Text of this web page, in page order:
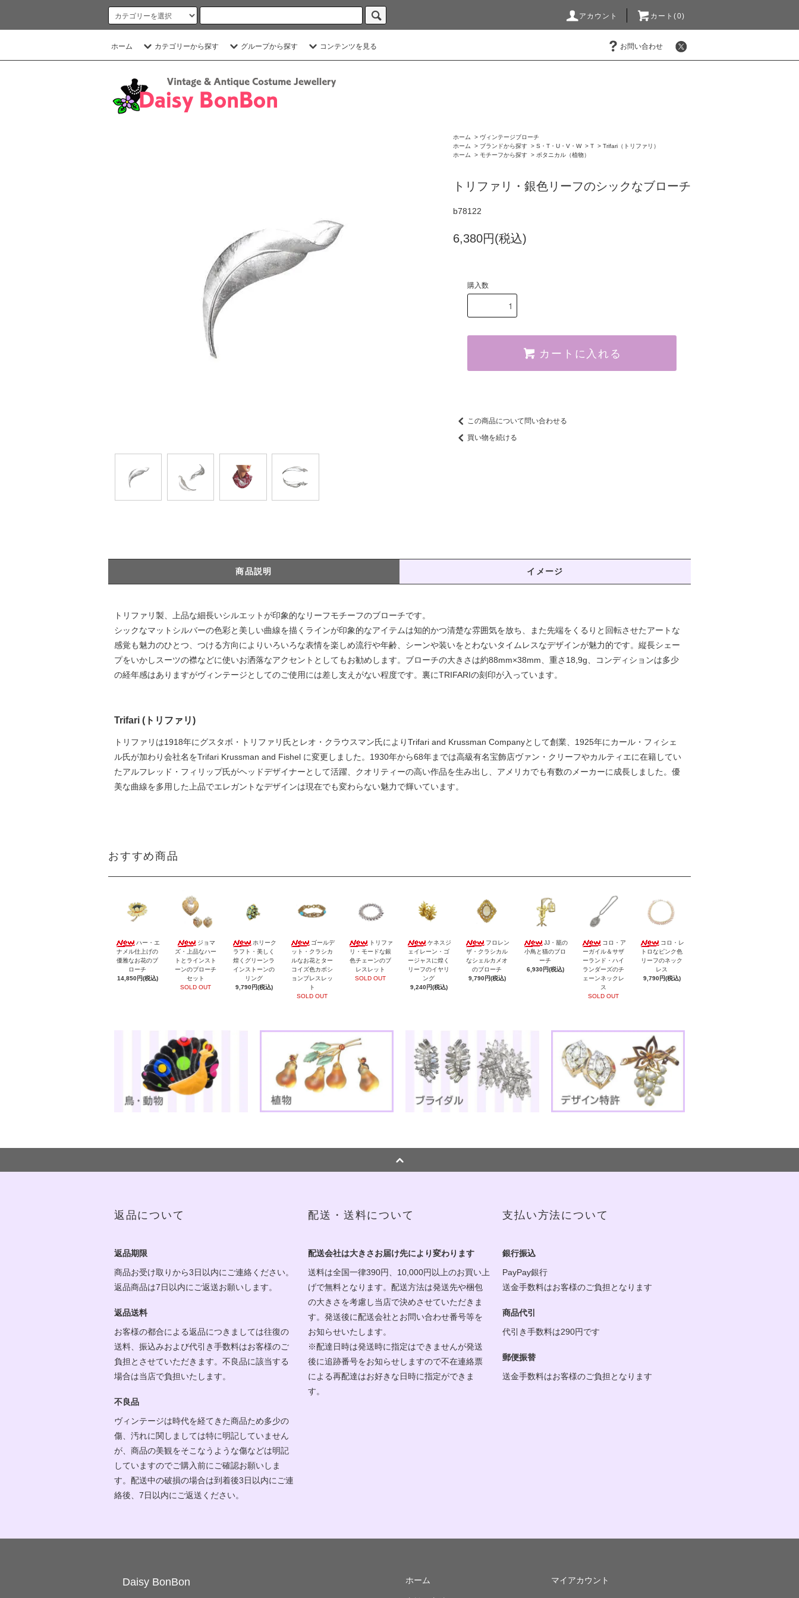
アカウント カート(0)
ホーム カテゴリーから探す グループから探す コンテンツを見る お問い合わせ
ホーム > ヴィンテージブローチ
ホーム
> ブランドから探す > S・T・U・V・W > T > Trifari（トリファリ）
ホーム
> モチーフから探す > ボタニカル（植物）
トリファリ・銀色リーフのシックなブローチ
b78122
6,380円(税込)
購入数
カートに入れる
この商品について問い合わせる
買い物を続ける
商品説明 イメージ
トリファリ製、上品な細長いシルエットが印象的なリーフモチーフのブローチです。
シックなマットシルバーの色彩と美しい曲線を描くラインが印象的なアイテムは知的かつ清楚な雰囲気を放ち、また先端をくるりと回転させたアートな
感覚も魅力のひとつ、つける方向によりいろいろな表情を楽しめ流行や年齢、シーンや装いをとわないタイムレスなデザインが魅力的です。縦長シェー
プをいかしスーツの襟などに使いお洒落なアクセントとしてもお勧めします。ブローチの大きさは約88mm×38mm、重さ18,9g、コンディションは多少
の経年感はありますがヴィンテージとしてのご使用には差し支えがない程度です。裏にTRIFARIの刻印が入っています。
Trifari (トリファリ)
トリファリは1918年にグスタボ・トリファリ氏とレオ・クラウスマン氏によりTrifari and Krussman Companyとして創業、1925年にカール・フィシェ
ル氏が加わり会社名をTrifari Krussman and Fishel に変更しました。1930年から68年までは高級有名宝飾店ヴァン・クリーフやカルティエに在籍してい
たアルフレッド・フィリップ氏がヘッドデザイナーとして活躍、クオリティーの高い作品を生み出し、アメリカでも有数のメーカーに成長しました。優
美な曲線を多用した上品でエレガントなデザインは現在でも変わらない魅力で輝いています。
おすすめ商品
ハー・エ
ナメル仕上げの
優雅なお花のブ
ローチ
14,850円(税込)
ジョマ
ズ・上品なハー
トとラインスト
ーンのブローチ
セット
SOLD OUT
ホリーク
ラフト・美しく
煌くグリーンラ
インストーンの
リング
9,790円(税込)
ゴールデ
ット・クラシカ
ルなお花とター
コイズ色カボシ
ョンブレスレッ
ト
SOLD OUT
トリファ
リ・モードな銀
色チェーンのブ
レスレット
SOLD OUT
ケネスジ
ェイレーン・ゴ
ージャスに煌く
リーフのイヤリ
ング
9,240円(税込)
フロレン
ザ・クラシカル
なシェルカメオ
のブローチ
9,790円(税込)
JJ・籠の
小鳥と猫のブロ
ーチ
6,930円(税込)
コロ・ア
ーガイル＆サザ
ーランド・ハイ
ランダーズのチ
ェーンネックレ
ス
SOLD OUT
コロ・レ
トロなピンク色
リーフのネック
レス
9,790円(税込)
返品について
返品期限
商品お受け取りから3日以内にご連絡ください。
返品商品は7日以内にご返送お願いします。
返品送料
お客様の都合による返品につきましては往復の
送料、振込みおよび代引き手数料はお客様のご
負担とさせていただきます。不良品に該当する
場合は当店で負担いたします。
不良品
ヴィンテージは時代を経てきた商品ため多少の
傷、汚れに関しましては特に明記していません
が、商品の美観をそこなうような傷などは明記
していますのでご購入前にご確認お願いしま
す。配送中の破損の場合は到着後3日以内にご連
絡後、7日以内にご返送ください。
配送・送料について
配送会社は大きさお届け先により変わります
送料は全国一律390円、10,000円以上のお買い上
げで無料となります。配送方法は発送先や梱包
の大きさを考慮し当店で決めさせていただきま
す。発送後に配送会社とお問い合わせ番号等を
お知らせいたします。
※配達日時は発送時に指定はできませんが発送
後に追跡番号をお知らせしますので不在連絡票
による再配達はお好きな日時に指定ができま
す。
支払い方法について
銀行振込
PayPay銀行
送金手数料はお客様のご負担となります
商品代引
代引き手数料は290円です
郵便振替
送金手数料はお客様のご負担となります
Daisy BonBon ホーム マイアカウント